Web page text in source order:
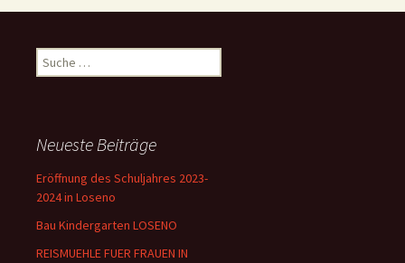
Suche
nach:
Neueste Beiträge
Eröffnung des Schuljahres 2023-
2024 in Loseno
Bau Kindergarten LOSENO
REISMUEHLE FUER FRAUEN IN